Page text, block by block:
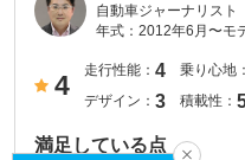
自動車ジャーナリスト
年式： 2012年6月〜モ
4
走行性能： 4 乗り心地：
デザイン： 3 積載性：
満足している点